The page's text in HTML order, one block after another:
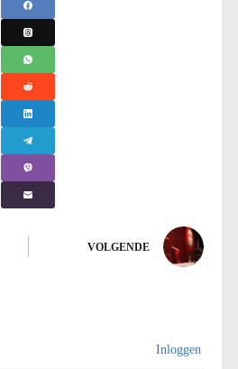
VOLGENDE
Inloggen